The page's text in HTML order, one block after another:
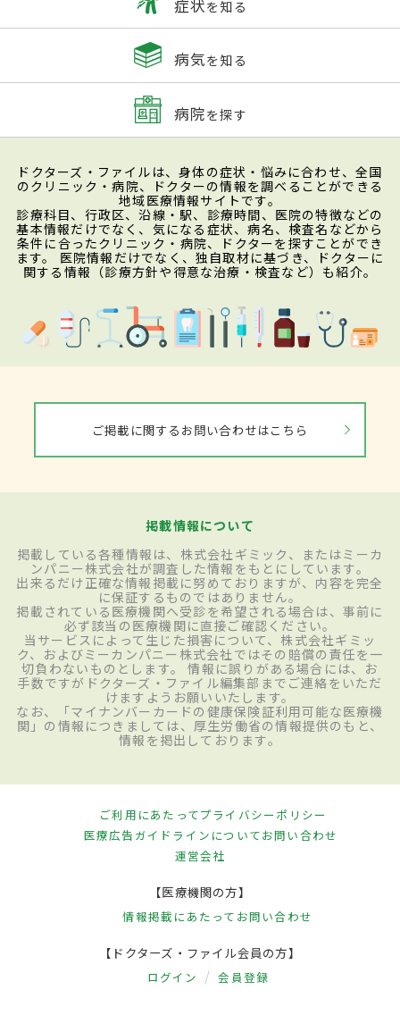
症状を知る
病気を知る
病院を探す
ドクターズ・ファイルは、身体の症状・悩みに合わせ、全国
のクリニック・病院、ドクターの情報を調べることができる
地域医療情報サイトです。
診療科目、行政区、沿線・駅、診療時間、医院の特徴などの
基本情報だけでなく、気になる症状、病名、検査名などから
条件に合ったクリニック・病院、ドクターを探すことができ
ます。 医院情報だけでなく、独自取材に基づき、ドクターに
関する情報（診療方針や得意な治療・検査など）も紹介。
ご掲載に関するお問い合わせはこちら
掲載情報について
掲載している各種情報は、株式会社ギミック、またはミーカ
ンパニー株式会社が調査した情報をもとにしています。
出来るだけ正確な情報掲載に努めておりますが、内容を完全
に保証するものではありません。
掲載されている医療機関へ受診を希望される場合は、事前に
必ず該当の医療機関に直接ご確認ください。
当サービスによって生じた損害について、株式会社ギミッ
ク、およびミーカンパニー株式会社ではその賠償の責任を一
切負わないものとします。 情報に誤りがある場合には、お
手数ですがドクターズ・ファイル編集部までご連絡をいただ
けますようお願いいたします。
なお、「マイナンバーカードの健康保険証利用可能な医療機
関」の情報につきましては、厚生労働省の情報提供のもと、
情報を掲出しております。
ご利用にあたってプライバシーポリシー
医療広告ガイドラインについてお問い合わせ
運営会社
【医療機関の方】
情報掲載にあたって お問い合わせ
【ドクターズ・ファイル会員の方】
ログイン 会員登録